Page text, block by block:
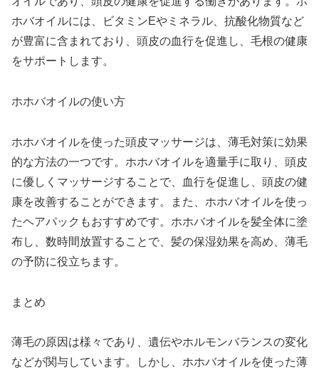
ホバオイルには、ビタミンEやミネラル、抗酸化物質など
が豊富に含まれており、頭皮の血行を促進し、毛根の健康
をサポートします。
ホホバオイルの使い方
ホホバオイルを使った頭皮マッサージは、薄毛対策に効果
的な方法の一つです。ホホバオイルを適量手に取り、頭皮
に優しくマッサージすることで、血行を促進し、頭皮の健
康を改善することができます。また、ホホバオイルを使っ
たヘアパックもおすすめです。ホホバオイルを髪全体に塗
布し、数時間放置することで、髪の保湿効果を高め、薄毛
の予防に役立ちます。
まとめ
薄毛の原因は様々であり、遺伝やホルモンバランスの変化
などが関与しています。しかし、ホホバオイルを使った薄